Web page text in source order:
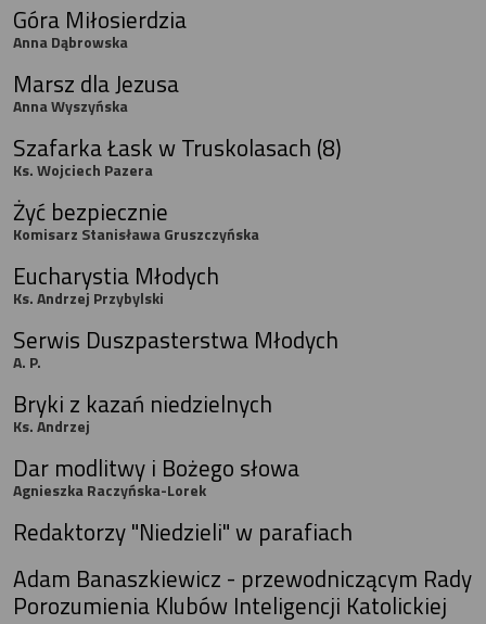
Góra Miłosierdzia
Anna Dąbrowska
Marsz dla Jezusa
Anna Wyszyńska
Szafarka Łask w Truskolasach (8)
Ks. Wojciech Pazera
Żyć bezpiecznie
Komisarz Stanisława Gruszczyńska
Eucharystia Młodych
Ks. Andrzej Przybylski
Serwis Duszpasterstwa Młodych
A. P.
Bryki z kazań niedzielnych
Ks. Andrzej
Dar modlitwy i Bożego słowa
Agnieszka Raczyńska-Lorek
Redaktorzy "Niedzieli" w parafiach
Adam Banaszkiewicz - przewodniczącym Rady
Porozumienia Klubów Inteligencji Katolickiej